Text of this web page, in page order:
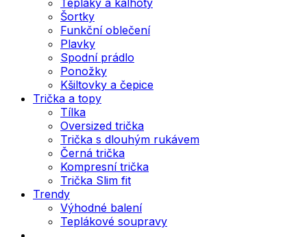
Šortky
Funkční oblečení
Plavky
Spodní prádlo
Ponožky
Kšiltovky a čepice
Trička a topy
Tílka
Oversized trička
Trička s dlouhým rukávem
Černá trička
Kompresní trička
Trička Slim fit
Trendy
Výhodné balení
Teplákové soupravy